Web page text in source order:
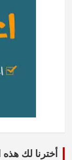
أخترنا لك